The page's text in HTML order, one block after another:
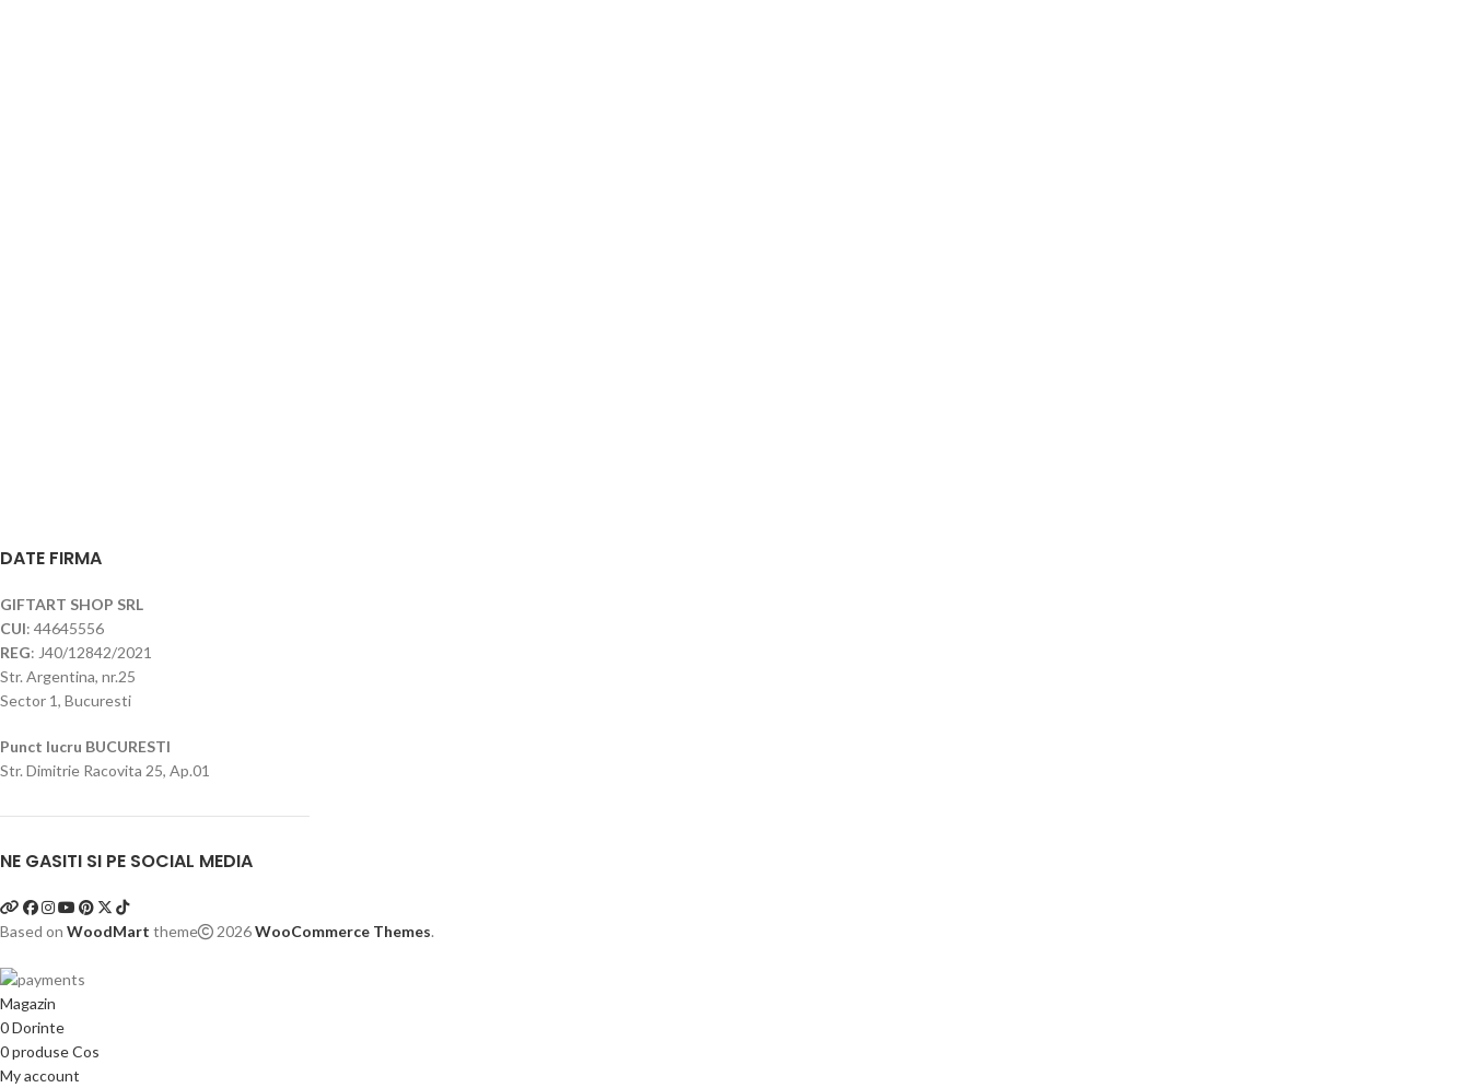
DATE FIRMA
GIFTART SHOP SRL
CUI: 44645556
REG: J40/12842/2021
Str. Argentina, nr.25
Sector 1, Bucuresti
Punct lucru BUCURESTI
Str. Dimitrie Racovita 25, Ap.01
NE GASITI SI PE SOCIAL MEDIA
Based on WoodMart theme 2026WooCommerce Themes.
Magazin
0Dorinte
0produseCos
My account